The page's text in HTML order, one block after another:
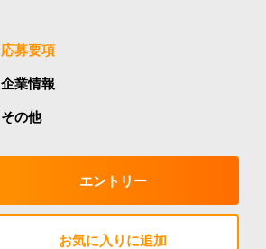
応募要項
企業情報
その他
エントリー
お気に入りに追加